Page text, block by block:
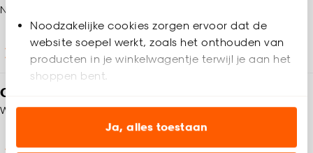
Noodzakelijke cookies zorgen ervoor dat de
website soepel werkt, zoals het onthouden van
producten in je winkelwagentje terwijl je aan het
shoppen bent.
Analytische cookies (optioneel) helpen ons de
website te verbeteren voor jou en al onze andere
Ja, alles toestaan
Neem contact op met onze klantenservice
Klantenservice
Op zoek naar inspiratie?
We helpen je graag!